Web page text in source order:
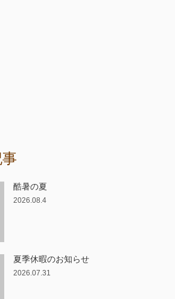
酷暑の夏
2026.08.4
夏季休暇のお知らせ
2026.07.31